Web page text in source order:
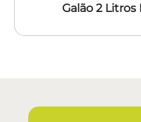
Galão 2 Litros